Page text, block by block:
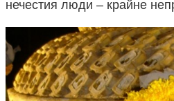
нечестия люди – крайне